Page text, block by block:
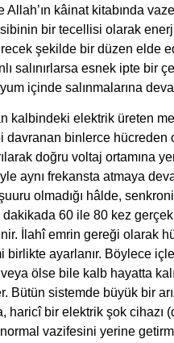
Allah’ın kâinat kitabında
bir tecellisi olarak enerji
şekilde bir düzen elde
salınırlarsa esnek ipte bir
içinde salınmalarına
elektrik üreten
davranan binlerce hücreden
doğru voltaj ortamına
aynı frekansta atmaya
olmadığı hâlde,
60 ile 80 kez
İlahî emrin gereği olarak
birlikte ayarlanır. Böylece
ölse bile kalb hayatta
Bütün sistemde büyük bir
haricî bir elektrik şok cihazı
normal vazifesini yerine